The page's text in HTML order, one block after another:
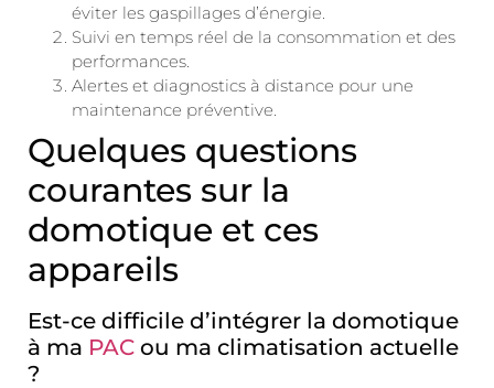
éviter les gaspillages d’énergie.
Suivi en temps réel de la consommation et des
performances.
Alertes et diagnostics à distance pour une
maintenance préventive.
Quelques questions
courantes sur la
domotique et ces
appareils
Est-ce difficile d’intégrer la domotique
à ma PAC ou ma climatisation actuelle
?